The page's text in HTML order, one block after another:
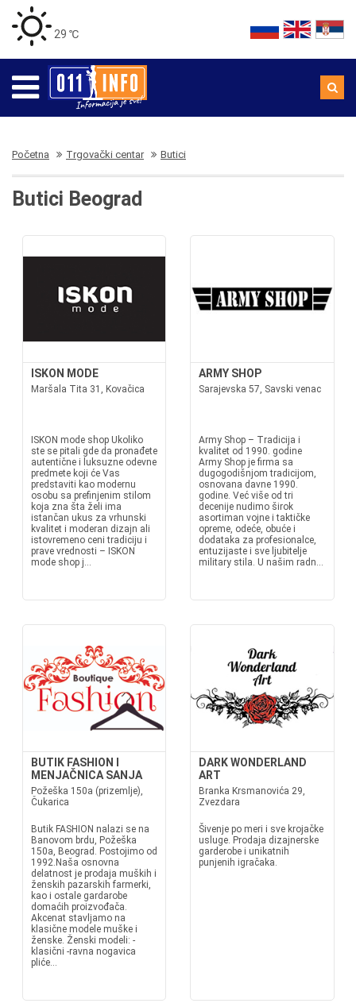
29 ℃
Početna Trgovački centar Butici
Butici Beograd
ISKON MODE
Maršala Tita 31, Kovačica
ISKON mode shop Ukoliko
ste se pitali gde da pronađete
autentične i luksuzne odevne
predmete koji će Vas
predstaviti kao modernu
osobu sa prefinjenim stilom
koja zna šta želi ima
istančan ukus za vrhunski
kvalitet i moderan dizajn ali
istovremeno ceni tradiciju i
prave vrednosti – ISKON
mode shop j...
ARMY SHOP
Sarajevska 57, Savski venac
Army Shop – Tradicija i
kvalitet od 1990. godine
Army Shop je firma sa
dugogodišnjom tradicijom,
osnovana davne 1990.
godine. Već više od tri
decenije nudimo širok
asortiman vojne i taktičke
opreme, odeće, obuće i
dodataka za profesionalce,
entuzijaste i sve ljubitelje
military stila. U našim radn...
BUTIK FASHION I
MENJAČNICA SANJA
Požeška 150a (prizemlje),
Čukarica
Butik FASHION nalazi se na
Banovom brdu, Požeška
150a, Beograd. Postojimo od
1992.Naša osnovna
delatnost je prodaja muških i
ženskih pazarskih farmerki,
kao i ostale gardarobe
domaćih proizvođača.
Akcenat stavljamo na
klasične modele muške i
ženske. Ženski modeli: -
klasični -ravna nogavica
pliće...
DARK WONDERLAND
ART
Branka Krsmanovića 29,
Zvezdara
Šivenje po meri i sve krojačke
usluge. Prodaja dizajnerske
garderobe i unikatnih
punjenih igračaka.